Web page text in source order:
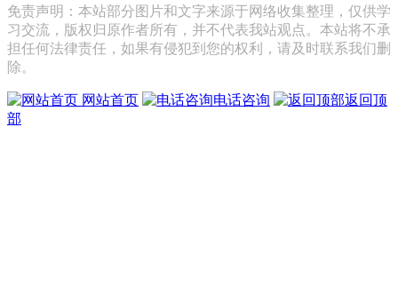
免责声明：本站部分图片和文字来源于网络收集整理，仅供学
习交流，版权归原作者所有，并不代表我站观点。本站将不承
担任何法律责任，如果有侵犯到您的权利，请及时联系我们删
除。
网站首页 电话咨询
返回顶
部